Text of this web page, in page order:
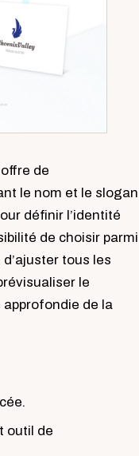
de
le nom et le slogan
définir l’identité
de choisir parmi
tous les
le
de la
outil de